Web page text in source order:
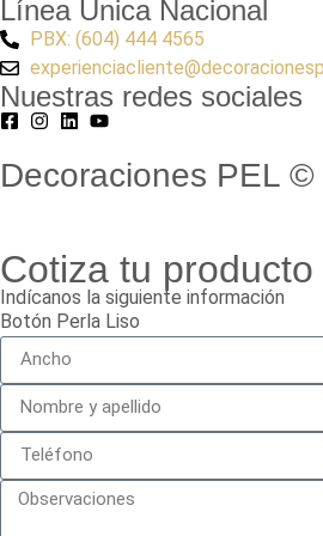
Línea Única Nacional
PBX: (604) 444 4565
Nuestras redes sociales
Decoraciones PEL
Cotiza tu producto
Indícanos la siguiente información
Botón Perla Liso